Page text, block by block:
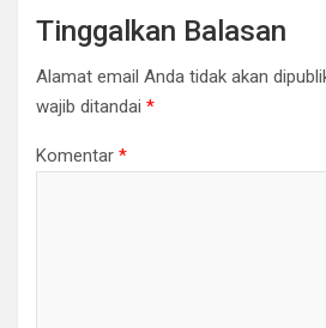
Tinggalkan Balasan
Alamat email Anda tidak akan
wajib ditandai *
Komentar *